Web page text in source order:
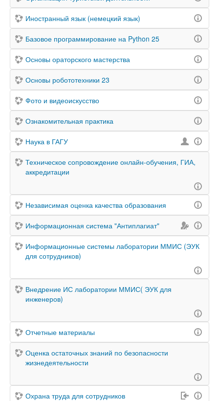
Иностранный язык (немецкий язык)
Базовое программирование на Python 25
Основы ораторского мастерства
Основы робототехники 23
Фото и видеоискусство
Ознакомительная практика
Наука в ГАГУ
Техническое сопровождение онлайн-обучения, ГИА,
аккредитации
Независимая оценка качества образования
Информационная система "Антиплагиат"
Информационные системы лаборатории ММИС (ЭУК
для сотрудников)
Внедрение ИС лаборатории ММИС( ЭУК для
инженеров)
Отчетные материалы
Оценка остаточных знаний по безопасности
жизнедеятельности
Охрана труда для сотрудников